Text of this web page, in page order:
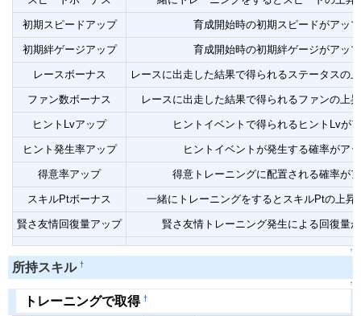
初期スピードアップ 育成開始時の初期スピードがアップ
初期絆ゲージアップ 育成開始時の初期絆ゲージがアップ
レースボーナス レースに出走した結果で得られるステータスの
ファン数ボーナス レースに出走した結果で得られるファンの上
ヒントLvアップ ヒントイベントで得られるヒントLvが
ヒント発生率アップ ヒントイベントが発生する確率がア
得意率アップ 得意トレーニングに配置される確率が
スキルPtボーナス 一緒にトレーニングをするとスキルPtの上昇
賢さ友情回復量アップ 賢さ友情トレーニング発生による回復量
↑
所持スキル †
↑
トレーニングで取得 †